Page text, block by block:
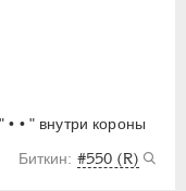
• • " внутри короны
#550 (R)